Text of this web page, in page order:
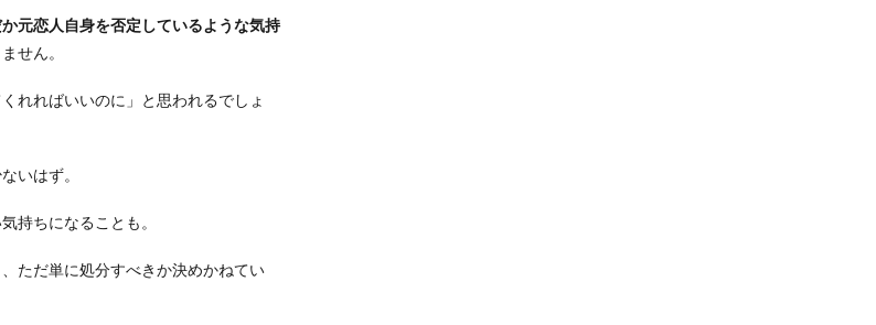
元恋人自身を否定しているような気持
せん。
れればいいのに」と思われるでしょ
いはず。
持ちになることも。
ただ単に処分すべきか決めかねてい